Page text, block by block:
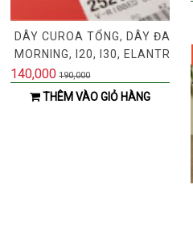
DÂY CUROA TỔNG, DÂY ĐAI
MORNING, I20, I30, ELANTRA,
FORTE, RIO,
ACCENT(MÃ:2521204050/
140,000 190,000
THÊM VÀO GIỎ HÀNG